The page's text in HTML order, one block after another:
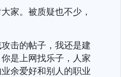
家。被质疑也不少，
击的帖子，我还是建
是上网找乐子，人家
余爱好和别人的职业